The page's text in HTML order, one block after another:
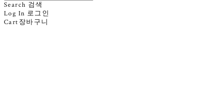
Search 검색
Log In 로그인
Cart 장바구니